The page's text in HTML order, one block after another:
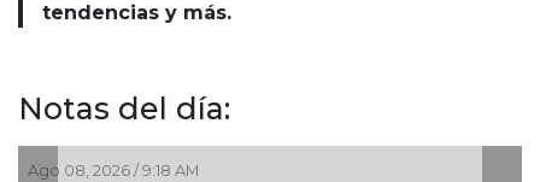
tendencias y más.
Notas del día:
Ago 08, 2026 / 9:18 AM